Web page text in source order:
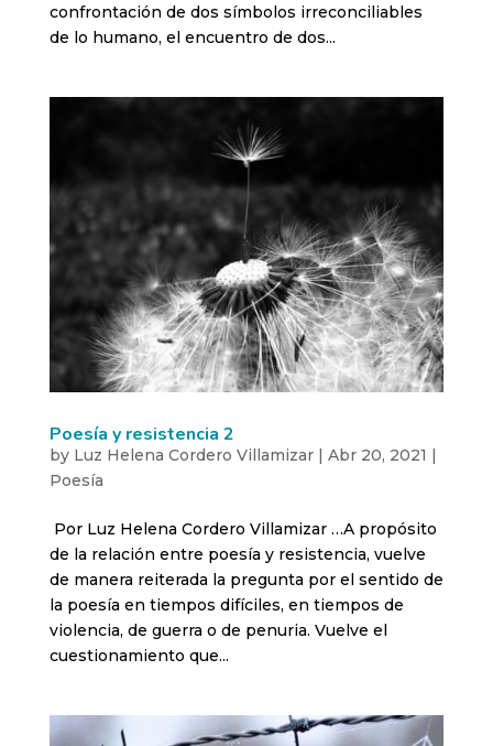
confrontación de dos símbolos irreconciliables
de lo humano, el encuentro de dos...
Poesía y resistencia 2
by Luz Helena Cordero Villamizar| Abr 20, 2021
Poesía
Por Luz Helena Cordero Villamizar …A propósito
de la relación entre poesía y resistencia, vuelve
de manera reiterada la pregunta por el sentido de
la poesía en tiempos difíciles, en tiempos de
violencia, de guerra o de penuria. Vuelve el
cuestionamiento que...